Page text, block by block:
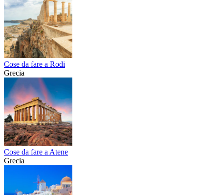
Cose da fare a Rodi
Grecia
Cose da fare a Atene
Grecia